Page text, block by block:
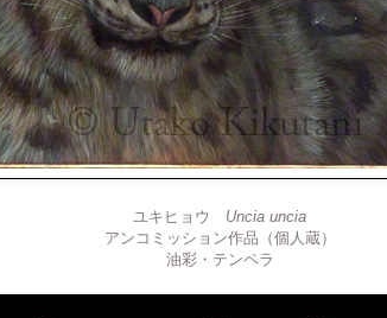
ユキヒョウ Uncia uncia
アンコミッション作品（個人蔵）
油彩・テンペラ